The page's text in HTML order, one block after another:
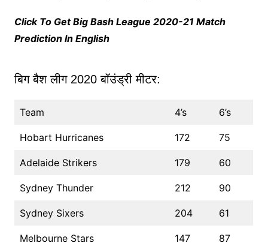
Click To Get Big Bash League 2020-21 Match
Prediction In English
बिग बैश लीग 2020 बॉउंड्री मीटर:
Team 4’s 6’s
Hobart Hurricanes 172 75
Adelaide Strikers 179 60
Sydney Thunder 212 90
Sydney Sixers 204 61
Melbourne Stars 147 87